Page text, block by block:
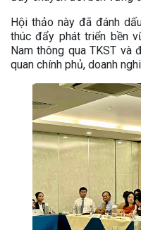
Hội thảo này đã đánh
thúc đẩy phát triển bền
Nam thông qua TKST
quan chính phủ, doanh